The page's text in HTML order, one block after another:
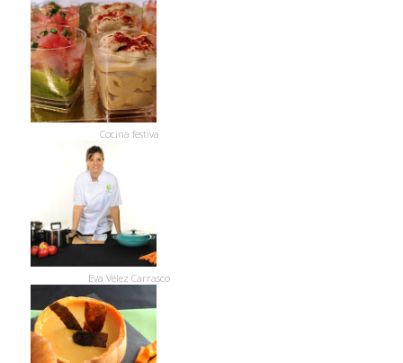
Cocina festiva
Eva Vélez Carrasco